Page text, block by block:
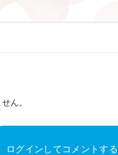
ん。
ログインしてコメントする